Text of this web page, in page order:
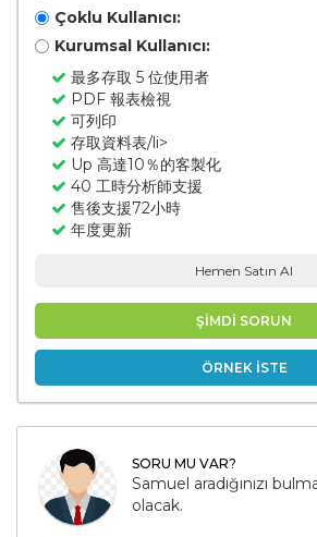
Çoklu Kullanıcı:
Kurumsal Kullanıcı:
最多存取 5 位使用者
PDF 報表檢視
可列印
存取資料表/li>
Up 高達10％的客製化
40 工時分析師支援
售後支援72小時
年度更新
Hemen Satın Al
ŞİMDİ SORUN
ÖRNEK İSTE
SORU MU VAR?
Samuel aradığınızı
olacak.